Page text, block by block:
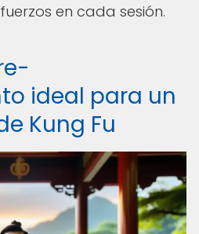
en cada sesión.
ideal para un
Kung Fu